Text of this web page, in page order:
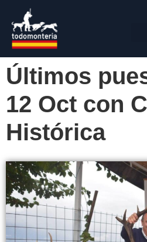
Últimos
12 Oct con
Histórica